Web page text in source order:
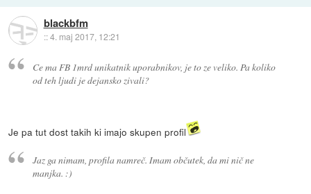
blackbfm
::4. maj 2017, 12:21
Ce ma FB 1mrd unikatnik uporabnikov, je to ze veliko. Pa koliko
od teh ljudi je dejansko zivali?
Je pa tut dost takih ki imajo skupen profil
Jaz ga nimam, profila namreč. Imam občutek, da mi nič ne
manjka. :)